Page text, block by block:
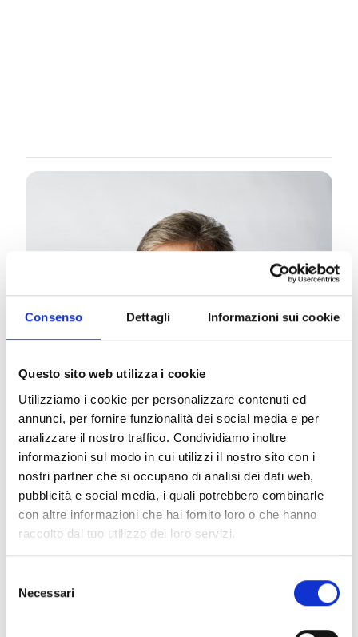
Consenso Dettagli Informazioni sui cookie
Questo sito web utilizza i cookie
Utilizziamo i cookie per personalizzare contenuti ed
annunci, per fornire funzionalità dei social media e per
analizzare il nostro traffico. Condividiamo inoltre
informazioni sul modo in cui utilizzi il nostro sito con i
nostri partner che si occupano di analisi dei dati web,
pubblicità e social media, i quali potrebbero combinarle
con altre informazioni che hai fornito loro o che hanno
raccolto dal tuo utilizzo dei loro servizi.
delNecessari